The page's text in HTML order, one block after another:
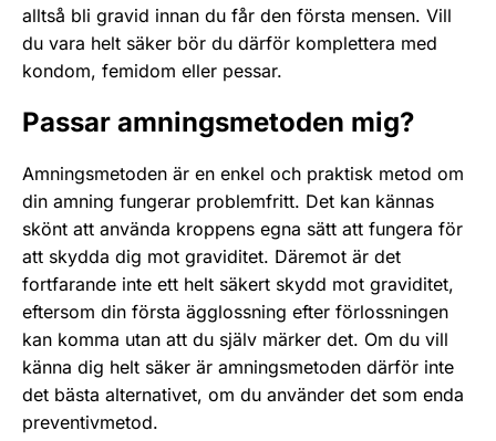
alltså bli gravid innan du får den första mensen. Vill
du vara helt säker bör du därför komplettera med
kondom, femidom eller pessar.
Passar amningsmetoden mig?
Amningsmetoden är en enkel och praktisk metod om
din amning fungerar problemfritt. Det kan kännas
skönt att använda kroppens egna sätt att fungera för
att skydda dig mot graviditet. Däremot är det
fortfarande inte ett helt säkert skydd mot graviditet,
eftersom din första ägglossning efter förlossningen
kan komma utan att du själv märker det. Om du vill
känna dig helt säker är amningsmetoden därför inte
det bästa alternativet, om du använder det som enda
preventivmetod.